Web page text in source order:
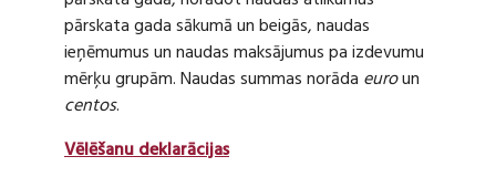
pārskata gada sākumā un beigās, naudas
ieņēmumus un naudas maksājumus pa izdevumu
mērķu grupām. Naudas summas norāda euroun
centos.
Vēlēšanu deklarācijas